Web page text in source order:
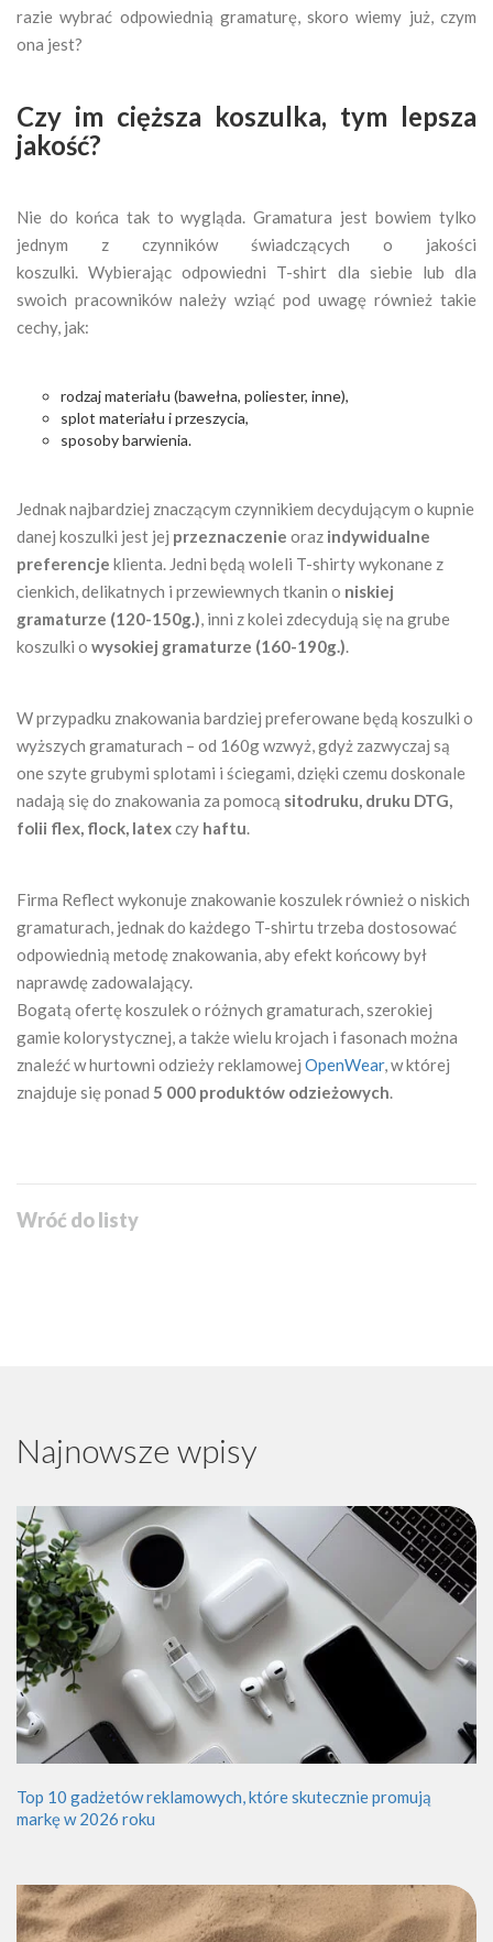
razie wybrać odpowiednią gramaturę, skoro wiemy już, czym
ona jest?
Czy im cięższa koszulka, tym lepsza
jakość?
Nie do końca tak to wygląda. Gramatura jest bowiem tylko
jednym z czynników świadczących o jakości
koszulki. Wybierając odpowiedni T-shirt dla siebie lub dla
swoich pracowników należy wziąć pod uwagę również takie
cechy, jak:
rodzaj materiału (bawełna, poliester, inne),
splot materiału i przeszycia,
sposoby barwienia.
Jednak najbardziej znaczącym czynnikiem decydującym o kupnie
danej koszulki jest jej przeznaczenie oraz indywidualne
preferencje klienta. Jedni będą woleli T-shirty wykonane z
cienkich, delikatnych i przewiewnych tkanin o niskiej
gramaturze (120-150g.), inni z kolei zdecydują się na grube
koszulki o wysokiej gramaturze (160-190g.).
W przypadku znakowania bardziej preferowane będą koszulki o
wyższych gramaturach – od 160g wzwyż, gdyż zazwyczaj są
one szyte grubymi splotami i ściegami, dzięki czemu doskonale
nadają się do znakowania za pomocą sitodruku, druku DTG,
folii flex, flock, latexczy haftu.
Firma Reflect wykonuje znakowanie koszulek również o niskich
gramaturach, jednak do każdego T-shirtu trzeba dostosować
odpowiednią metodę znakowania, aby efekt końcowy był
naprawdę zadowalający.
Bogatą ofertę koszulek o różnych gramaturach, szerokiej
gamie kolorystycznej, a także wielu krojach i fasonach można
znaleźć w hurtowni odzieży reklamowej OpenWear, w której
znajduje się ponad 5 000 produktów odzieżowych.
Wróć do listy
Najnowsze wpisy
Top 10 gadżetów reklamowych, które skutecznie promują
markę w 2026 roku